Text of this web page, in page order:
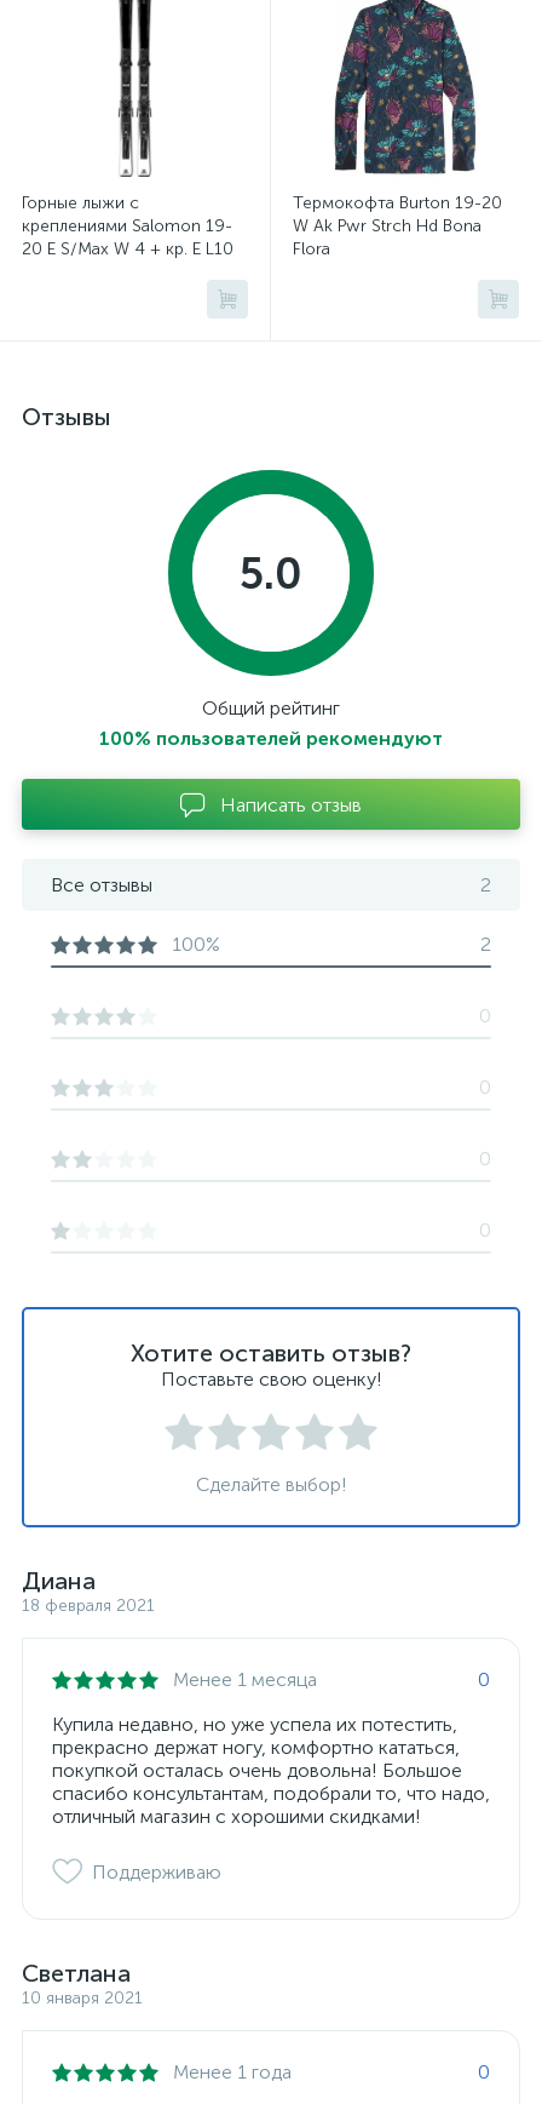
Горные лыжи с
креплениями Salomon 19-
20 E S/Max W 4 + кр. E L10
Термокофта Burton 19-20
W Ak Pwr Strch Hd Bona
Flora
Отзывы
Хотите оставить отзыв?
Поставьте свою оценку!
Сделайте выбор!
Диана
18 февраля 2021
Менее 1 месяца
0
Купила недавно, но уже успела их потестить,
прекрасно держат ногу, комфортно кататься,
покупкой осталась очень довольна! Большое
спасибо консультантам, подобрали то, что надо,
отличный магазин с хорошими скидками!
Поддерживаю
Светлана
10 января 2021
Менее 1 года 0
5.0
Общий рейтинг
100% пользователей рекомендуют
Написать отзыв
Все отзывы 2
100% 2
0
0
0
0